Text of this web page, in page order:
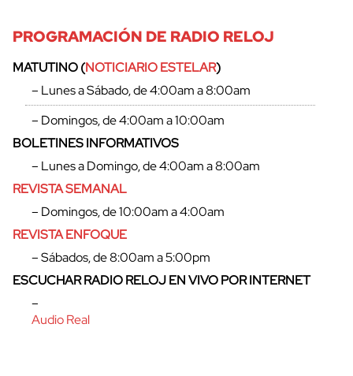
cerrar
PROGRAMACIÓN DE RADIO RELOJ
MATUTINO (NOTICIARIO ESTELAR)
– Lunes a Sábado, de 4:00am a 8:00am
– Domingos, de 4:00am a 10:00am
BOLETINES INFORMATIVOS
– Lunes a Domingo, de 4:00am a 8:00am
REVISTA SEMANAL
– Domingos, de 10:00am a 4:00am
REVISTA ENFOQUE
– Sábados, de 8:00am a 5:00pm
ESCUCHAR RADIO RELOJ EN VIVO POR INTERNET
–
Audio Real